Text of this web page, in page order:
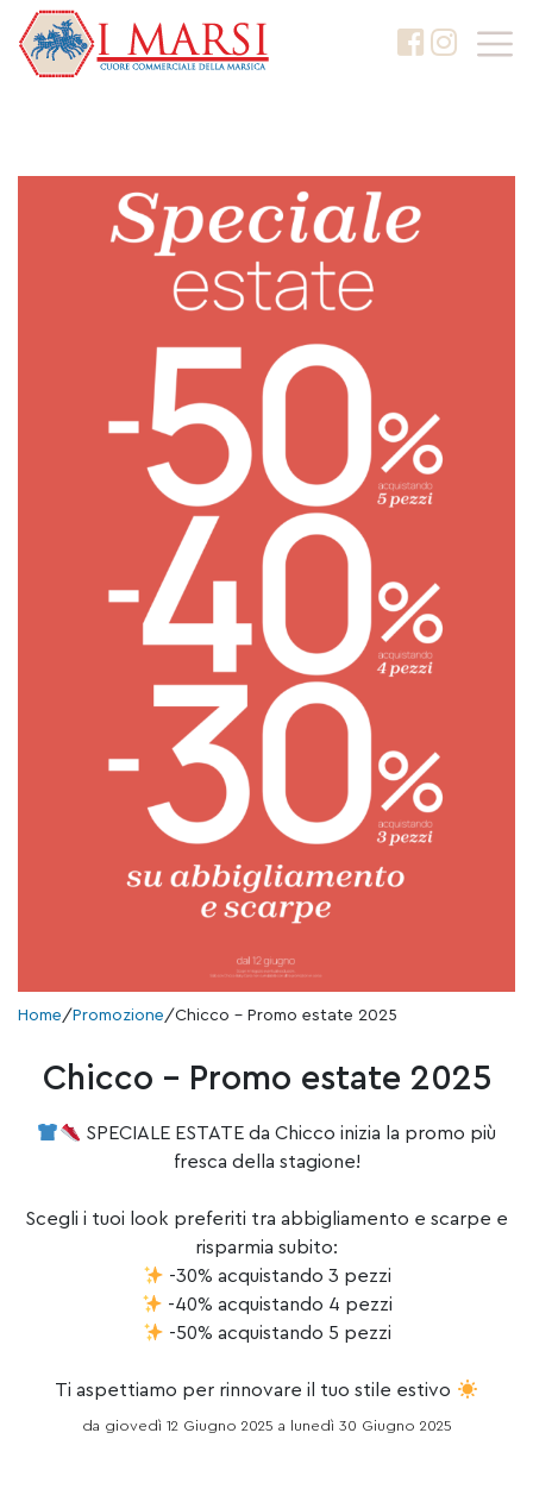
Home/ Promozione/Chicco – Promo estate 2025
Chicco – Promo estate 2025
SPECIALE ESTATE da Chicco inizia la promo più
fresca della stagione!
Scegli i tuoi look preferiti tra abbigliamento e scarpe e
risparmia subito:
-30% acquistando 3 pezzi
-40% acquistando 4 pezzi
-50% acquistando 5 pezzi
Ti aspettiamo per rinnovare il tuo stile estivo
da giovedì 12 Giugno 2025 a lunedì 30 Giugno 2025